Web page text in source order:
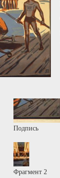
Подпись
Фрагмент 2